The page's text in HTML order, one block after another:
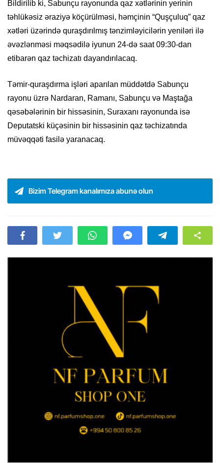
Bildirilib ki, Sabunçu rayonunda qaz xətlərinin yerinin
təhlükəsiz əraziyə köçürülməsi, həmçinin “Quşçuluq” qaz
xətləri üzərində quraşdırılmış tənzimləyicilərin yeniləri ilə
əvəzlənməsi məqsədilə iyunun 24-də saat 09:30-dan
etibarən qaz təchizatı dayandırılacaq.
Təmir-quraşdırma işləri aparılan müddətdə Sabunçu
rayonu üzrə Nardaran, Ramanı, Sabunçu və Maştağa
qəsəbələrinin bir hissəsinin, Suraxanı rayonunda isə
Deputatski küçəsinin bir hissəsinin qaz təchizatında
müvəqqəti fasilə yaranacaq.
Bizim Telegram kanalımıza abunə olun